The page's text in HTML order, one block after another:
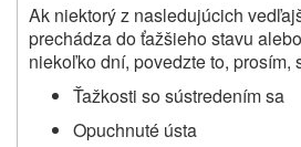
Ak niektorý z nasledujúcich
prechádza do ťažšieho stavu
niekoľko dní, povedzte to, prosím,
Ťažkosti so sústredením sa
Opuchnuté ústa